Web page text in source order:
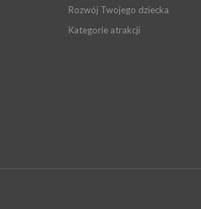
Rozwój Twojego dziecka
Kategorie atrakcji